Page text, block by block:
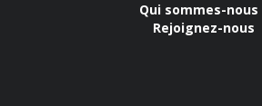
Qui sommes-nous
Rejoignez-nous